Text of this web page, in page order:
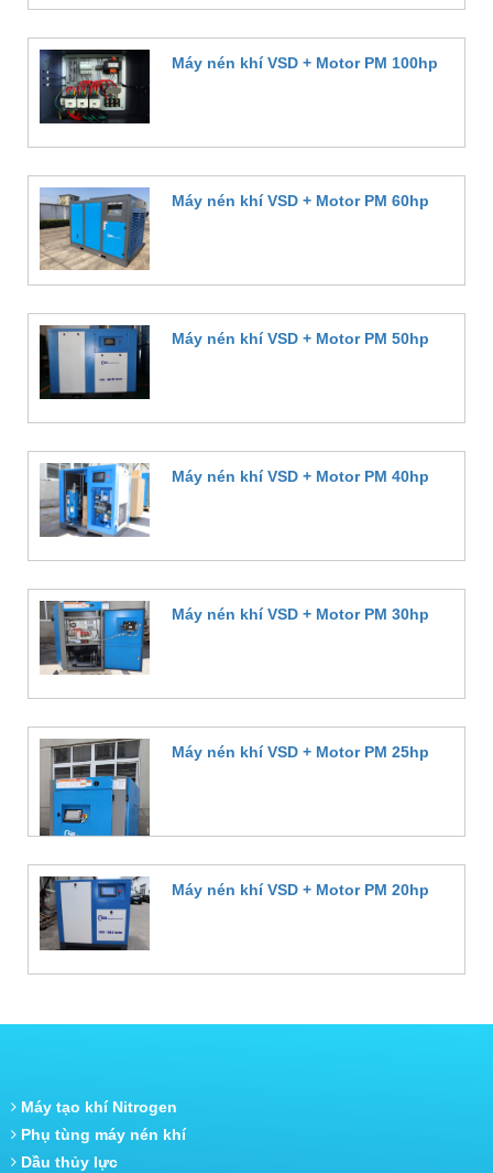
Máy nén khí VSD + Motor PM 100hp
Máy nén khí VSD + Motor PM 60hp
Máy nén khí VSD + Motor PM 50hp
Máy nén khí VSD + Motor PM 40hp
Máy nén khí VSD + Motor PM 30hp
Máy nén khí VSD + Motor PM 25hp
Máy nén khí VSD + Motor PM 20hp
Máy tạo khí Nitrogen
Phụ tùng máy nén khí
Dầu thủy lực